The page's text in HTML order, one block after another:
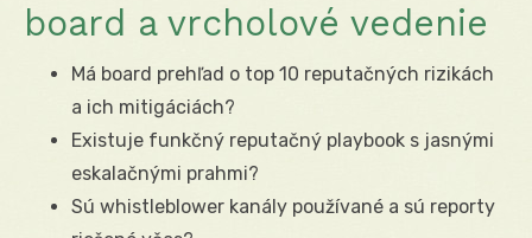
board a vrcholové vedenie
Má board prehľad o top 10 reputačných rizikách
a ich mitigáciách?
Existuje funkčný reputačný playbook s jasnými
eskalačnými prahmi?
Sú whistleblower kanály používané a sú reporty